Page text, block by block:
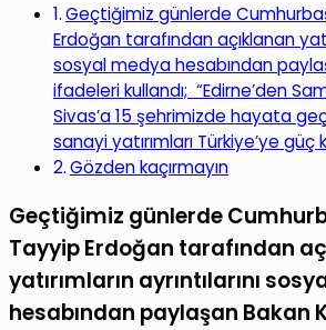
Geçtiğimiz günlerde
Erdoğan tarafından açıklanan
sosyal medya hesabından
ifadeleri kullandı; “Edirne’den
Sivas’a 15 şehrimizde hayata
sanayi yatırımları Türkiye’ye güç
Gözden kaçırmayın
Geçtiğimiz günlerde
Tayyip Erdoğan tarafından
yatırımların ayrıntılarını
hesabından paylaşan Bakan